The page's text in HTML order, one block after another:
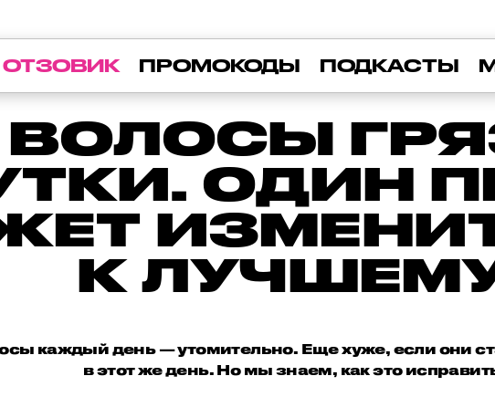
ОТЗОВИК ПРОМОКОДЫ ПОДКАСТЫ
ВОЛОСЫ
ОДИН
К
каждый день — утомительно. Еще хуже, если они
в этот же день. Но мы знаем, как это